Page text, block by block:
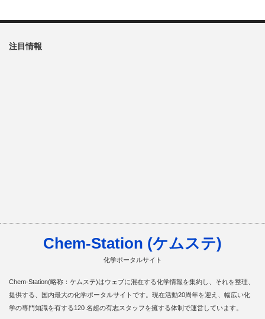
注目情報
Chem-Station (ケムステ)
化学ポータルサイト
Chem-Station(略称：ケムステ)はウェブに混在する化学情報を集約し、それを整理、
提供する、国内最大の化学ポータルサイトです。現在活動20周年を迎え、幅広い化
学の専門知識を有する120 名超の有志スタッフを擁する体制で運営しています。